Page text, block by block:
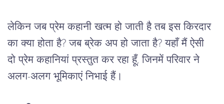
लेकिन जब प्रेम कहानी खत्म हो जाती है तब इस किरदार
का क्या होता है? जब ब्रेक अप हो जाता है? यहाँ मैं ऐसी
दो प्रेम कहानियां प्रस्तुत कर रहा हूँ, जिनमें परिवार ने
अलग-अलग भूमिकाएं निभाई हैं।